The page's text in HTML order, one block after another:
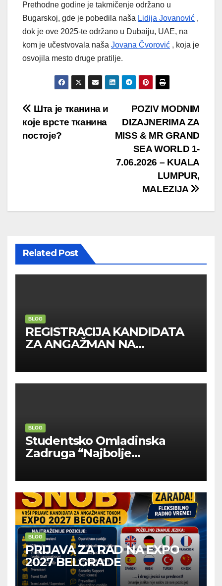
Prethodne godine je takmičenje održano u
Bugarskoj, gde je pobedila naša Lidija Jovanović ,
dok je ove 2025-te održano u Dubaiju, UAE, na
kom je učestvovala naša Jovana Čvorović , koja je
osvojila mesto druge pratilje.
Post
navigation
POZIV MODNIM
DIZAJNERIMA ZA
MISS & MR GRAND
SEA WORLD 1-
7.06.2026 – KUALA
LUMPUR,
MALEZIJA
Шта је тканина и
које врсте тканина
постоје?
Related Post
BLOG
REGISTRACIJA KANDIDATA
ZA ANGAŽMAN NA
BLOG
Studentsko Omladinska
Zadruga “Najbolje
BLOG
PRIJAVA ZA RAD NA EXPO
2027 BELGRADE